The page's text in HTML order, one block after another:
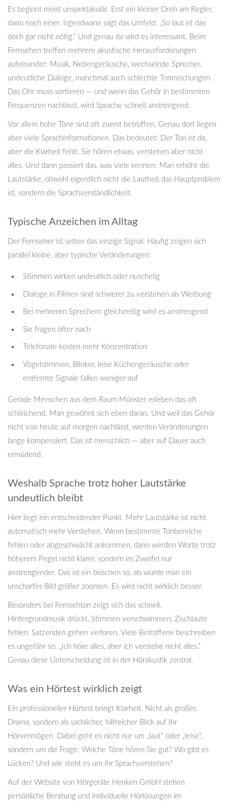
Es beginnt meist unspektakulär. Erst ein kleiner Dreh am Regler,
dann noch einer. Irgendwann sagt das Umfeld: „So laut ist das
doch gar nicht nötig.“ Und genau da wird es interessant. Beim
Fernsehen treffen mehrere akustische Herausforderungen
aufeinander: Musik, Nebengeräusche, wechselnde Sprecher,
undeutliche Dialoge, manchmal auch schlechte Tonmischungen.
Das Ohr muss sortieren — und wenn das Gehör in bestimmten
Frequenzen nachlässt, wird Sprache schnell anstrengend.
Vor allem hohe Töne sind oft zuerst betroffen. Genau dort liegen
aber viele Sprachinformationen. Das bedeutet: Der Ton ist da,
aber die Klarheit fehlt. Sie hören etwas, verstehen aber nicht
alles. Und dann passiert das, was viele kennen: Man erhöht die
Lautstärke, obwohl eigentlich nicht die Lautheit das Hauptproblem
ist, sondern die Sprachverständlichkeit.
Typische Anzeichen im Alltag
Der Fernseher ist selten das einzige Signal. Häufig zeigen sich
parallel kleine, aber typische Veränderungen:
Stimmen wirken undeutlich oder nuschelig
Dialoge in Filmen sind schwerer zu verstehen als Werbung
Bei mehreren Sprechern gleichzeitig wird es anstrengend
Sie fragen öfter nach
Telefonate kosten mehr Konzentration
Vogelstimmen, Blinker, leise Küchengeräusche oder
entfernte Signale fallen weniger auf
Gerade Menschen aus dem Raum Münster erleben das oft
schleichend. Man gewöhnt sich eben daran. Und weil das Gehör
nicht von heute auf morgen nachlässt, werden Veränderungen
lange kompensiert. Das ist menschlich — aber auf Dauer auch
ermüdend.
Weshalb Sprache trotz hoher Lautstärke
undeutlich bleibt
Hier liegt ein entscheidender Punkt. Mehr Lautstärke ist nicht
automatisch mehr Verstehen. Wenn bestimmte Tonbereiche
fehlen oder abgeschwächt ankommen, dann werden Worte trotz
höherem Pegel nicht klarer, sondern im Zweifel nur
anstrengender. Das ist ein bisschen so, als würde man ein
unscharfes Bild größer zoomen. Es wird nicht wirklich besser.
Besonders bei Fernsehton zeigt sich das schnell.
Hintergrundmusik drückt, Stimmen verschwimmen, Zischlaute
fehlen, Satzenden gehen verloren. Viele Betroffene beschreiben
es ungefähr so: „Ich höre alles, aber ich verstehe nicht alles.“
Genau diese Unterscheidung ist in der Hörakustik zentral.
Was ein Hörtest wirklich zeigt
Ein professioneller Hörtest bringt Klarheit. Nicht als großes
Drama, sondern als sachlicher, hilfreicher Blick auf Ihr
Hörvermögen. Dabei geht es nicht nur um „laut“ oder „leise“,
sondern um die Frage: Welche Töne hören Sie gut? Wo gibt es
Lücken? Und wie steht es um Ihr Sprachverstehen?
Auf der Website von Hörgeräte Henken GmbH stehen
persönliche Beratung und individuelle Hörlösungen im